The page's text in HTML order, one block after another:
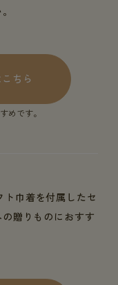
ちら
めです。
ト巾着を付属したセ
贈りものにおすす